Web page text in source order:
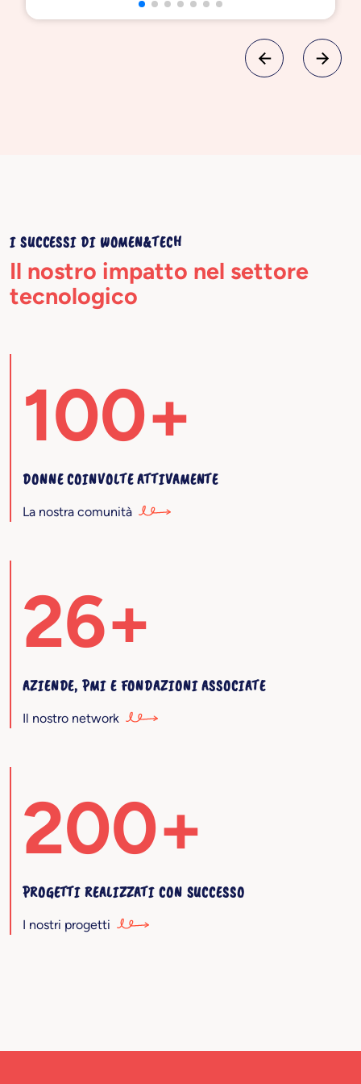
I SUCCESSI DI WOMEN&TECH
Il nostro impatto nel settore
tecnologico
100+
DONNE COINVOLTE ATTIVAMENTE
La nostra comunità
26+
AZIENDE, PMI E FONDAZIONI ASSOCIATE
Il nostro network
200+
PROGETTI REALIZZATI CON SUCCESSO
I nostri progetti